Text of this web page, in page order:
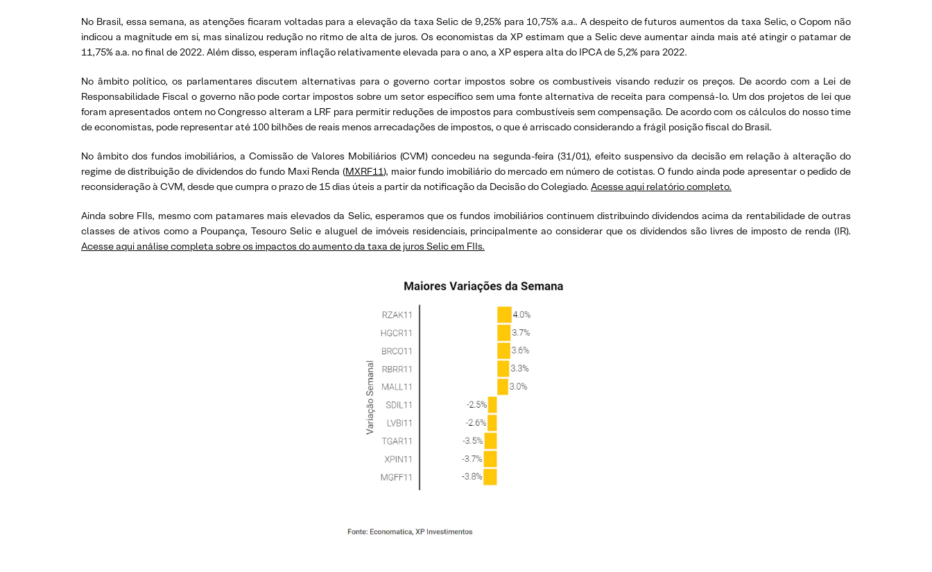
No Brasil, essa semana, as atenções ficaram voltadas para a elevação da taxa Selic de 9,25% para 10,75% a.a.. A despeito de futuros aumentos da taxa Selic, o Copom não
indicou a magnitude em si, mas sinalizou redução no ritmo de alta de juros. Os economistas da XP estimam que a Selic deve aumentar ainda mais até atingir o patamar de
11,75% a.a. no final de 2022. Além disso, esperam inflação relativamente elevada para o ano, a XP espera alta do IPCA de 5,2% para 2022.
No âmbito político, os parlamentares discutem alternativas para o governo cortar impostos sobre os combustíveis visando reduzir os preços. De acordo com a Lei de
Responsabilidade Fiscal o governo não pode cortar impostos sobre um setor específico sem uma fonte alternativa de receita para compensá-lo. Um dos projetos de lei que
foram apresentados ontem no Congresso alteram a LRF para permitir reduções de impostos para combustíveis sem compensação. De acordo com os cálculos do nosso time
de economistas, pode representar até 100 bilhões de reais menos arrecadações de impostos, o que é arriscado considerando a frágil posição fiscal do Brasil.
No âmbito dos fundos imobiliários, a Comissão de Valores Mobiliários (CVM) concedeu na segunda-feira (31/01), efeito suspensivo da decisão em relação à alteração do
regime de distribuição de dividendos do fundo Maxi Renda (MXRF11), maior fundo imobiliário do mercado em número de cotistas. O fundo ainda pode apresentar o pedido de
reconsideração à CVM, desde que cumpra o prazo de 15 dias úteis a partir da notificação da Decisão do Colegiado. Acesse aqui relatório completo.
Ainda sobre FIIs, mesmo com patamares mais elevados da Selic, esperamos que os fundos imobiliários continuem distribuindo dividendos acima da rentabilidade de outras
classes de ativos como a Poupança, Tesouro Selic e aluguel de imóveis residenciais, principalmente ao considerar que os dividendos são livres de imposto de renda (IR).
Acesse aqui análise completa sobre os impactos do aumento da taxa de juros Selic em FIIs.